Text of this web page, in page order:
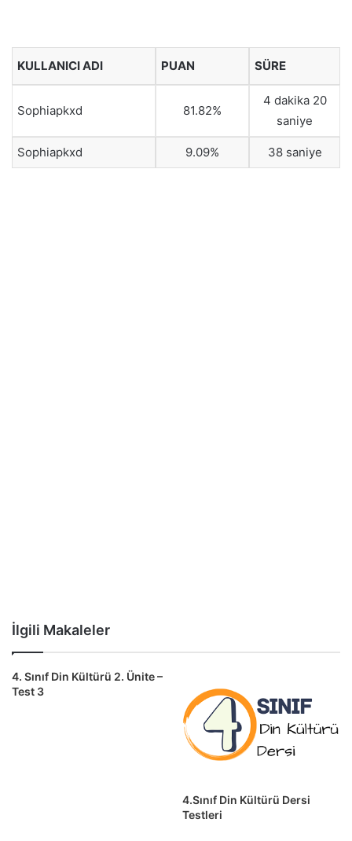
KULLANICI ADI PUAN SÜRE
Sophiapkxd 81.82%
4 dakika 20
saniye
Sophiapkxd 9.09% 38 saniye
İlgili Makaleler
4. Sınıf Din Kültürü 2. Ünite –
Test 3
4.Sınıf Din Kültürü Dersi
Testleri